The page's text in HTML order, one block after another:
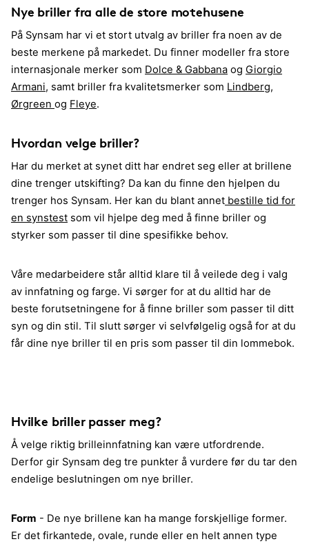
Nye briller fra alle de store motehusene
På Synsam har vi et stort utvalg av briller fra noen av de
beste merkene på markedet. Du finner modeller fra store
internasjonale merker som Dolce & Gabbana og Giorgio
Armani, samt briller fra kvalitetsmerker som Lindberg,
Ørgreen og Fleye.
Hvordan velge briller?
Har du merket at synet ditt har endret seg eller at brillene
dine trenger utskifting? Da kan du finne den hjelpen du
trenger hos Synsam. Her kan du blant annet bestille tid for
en synstest som vil hjelpe deg med å finne briller og
styrker som passer til dine spesifikke behov.
Våre medarbeidere står alltid klare til å veilede deg i valg
av innfatning og farge. Vi sørger for at du alltid har de
beste forutsetningene for å finne briller som passer til ditt
syn og din stil. Til slutt sørger vi selvfølgelig også for at du
får dine nye briller til en pris som passer til din lommebok.
Hvilke briller passer meg?
Å velge riktig brilleinnfatning kan være utfordrende.
Derfor gir Synsam deg tre punkter å vurdere før du tar den
endelige beslutningen om nye briller.
Form - De nye brillene kan ha mange forskjellige former.
Er det firkantede, ovale, runde eller en helt annen type